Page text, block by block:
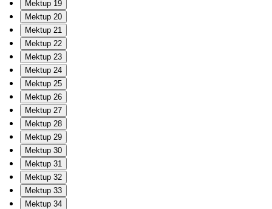
Mektup 19
Mektup 20
Mektup 21
Mektup 22
Mektup 23
Mektup 24
Mektup 25
Mektup 26
Mektup 27
Mektup 28
Mektup 29
Mektup 30
Mektup 31
Mektup 32
Mektup 33
Mektup 34